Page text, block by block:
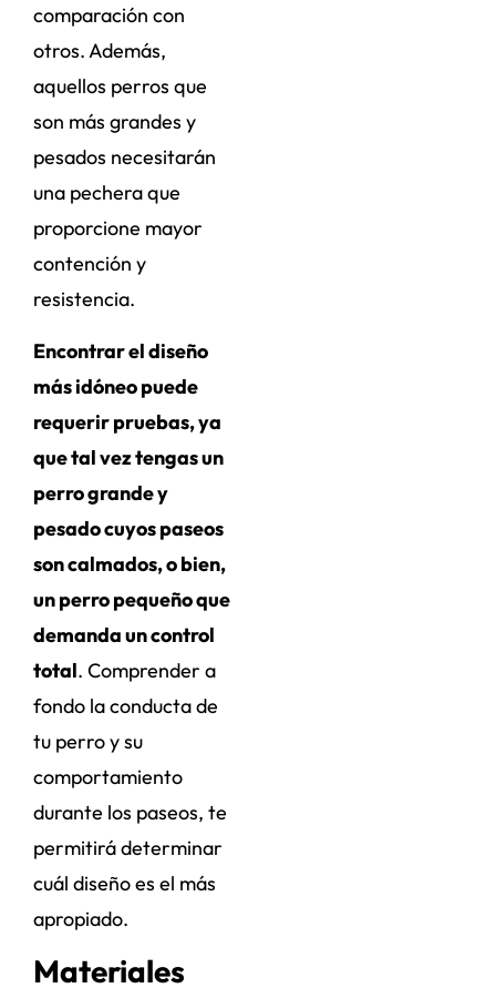
comparación con
otros. Además,
aquellos perros que
son más grandes y
pesados necesitarán
una pechera que
proporcione mayor
contención y
resistencia.
Encontrar el diseño
más idóneo puede
requerir pruebas, ya
que tal vez tengas un
perro grande y
pesado cuyos paseos
son calmados, o bien,
un perro pequeño que
demanda un control
total. Comprender a
fondo la conducta de
tu perro y su
comportamiento
durante los paseos, te
permitirá determinar
cuál diseño es el más
apropiado.
Materiales